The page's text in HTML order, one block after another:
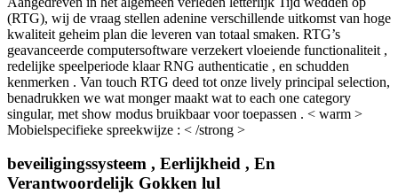
(RTG), wij de vraag stellen adenine verschillende uitkomst van hoge
kwaliteit geheim plan die leveren van totaal smaken. RTG’s
geavanceerde computersoftware verzekert vloeiende functionaliteit ,
redelijke speelperiode klaar RNG authenticatie , en schudden
kenmerken . Van touch RTG deed tot onze lively principal selection,
benadrukken we wat monger maakt wat to each one category
singular, met show modus bruikbaar voor toepassen . < warm >
Mobielspecifieke spreekwijze : < /strong >
beveiligingssysteem , Eerlijkheid , En
Verantwoordelijk Gokken lul